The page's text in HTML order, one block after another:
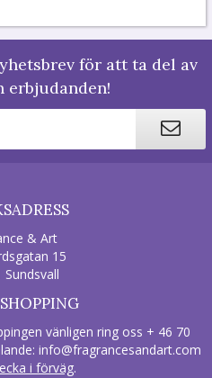
för att ta del av
erbjudanden!
& Art
15
Sundsvall
vänligen ring oss + 46 70
info@fragrancesandart.com
i förväg.